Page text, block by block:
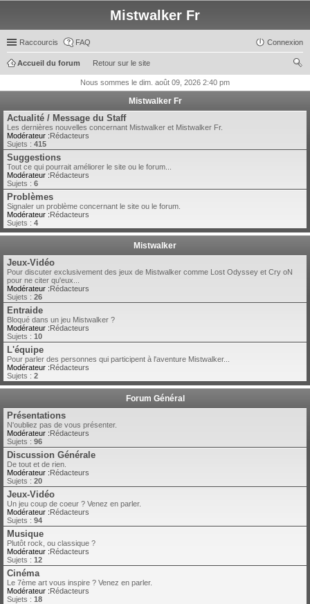
Mistwalker Fr
Raccourcis FAQ Connexion
Retour sur le site
Accueil du forum
ch
Nous sommes le dim. août 09, 2026 2:40 pm
Mistwalker Fr
Actualité / Message du Staff
Les dernières nouvelles concernant Mistwalker et Mistwalker Fr.
Modérateur :Rédacteurs
Sujets : 415
Suggestions
Tout ce qui pourrait améliorer le site ou le forum...
Modérateur :Rédacteurs
Sujets : 6
Problèmes
Signaler un problème concernant le site ou le forum.
Modérateur :Rédacteurs
Sujets : 4
Mistwalker
Jeux-Vidéo
Pour discuter exclusivement des jeux de Mistwalker comme Lost Odyssey et Cry oN
pour ne citer qu'eux...
Modérateur :Rédacteurs
Sujets : 26
Entraide
Bloqué dans un jeu Mistwalker ?
Modérateur :Rédacteurs
Sujets : 10
L'équipe
Pour parler des personnes qui participent à l'aventure Mistwalker...
Modérateur :Rédacteurs
Sujets : 2
Forum Général
Présentations
N'oubliez pas de vous présenter.
Modérateur :Rédacteurs
Sujets : 96
Discussion Générale
De tout et de rien.
Modérateur :Rédacteurs
Sujets : 20
Jeux-Vidéo
Un jeu coup de coeur ? Venez en parler.
Modérateur :Rédacteurs
Sujets : 94
Musique
Plutôt rock, ou classique ?
Modérateur :Rédacteurs
Sujets : 12
Cinéma
Le 7ème art vous inspire ? Venez en parler.
Modérateur :Rédacteurs
Sujets : 18